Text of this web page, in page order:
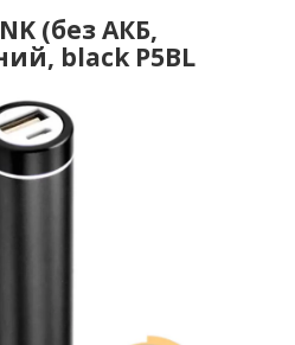
(без АКБ,
black P5BL